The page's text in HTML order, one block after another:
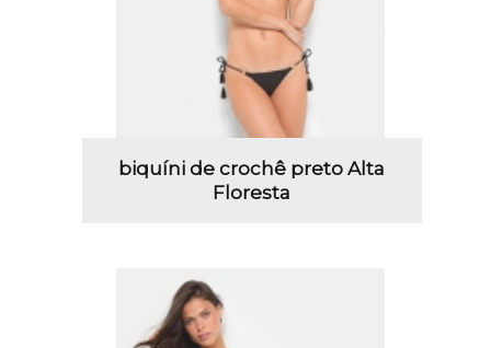
biquíni de crochê preto Alta
Floresta